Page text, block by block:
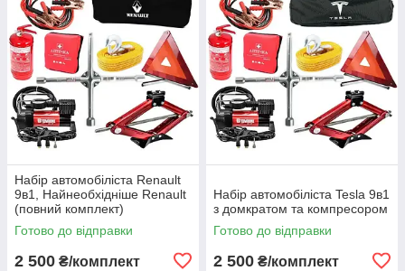
Набір автомобіліста Renault
9в1, Найнеобхідніше Renault
(повний комплект)
Готово до відправки
2 500 ₴/комплект
Набір автомобіліста Tesla 9в1
з домкратом та компресором
Готово до відправки
2 500 ₴/комплект